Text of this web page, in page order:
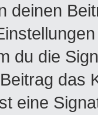
deinen
du die
das
eine